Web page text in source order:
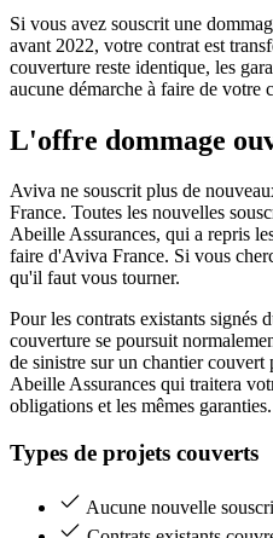
Si vous avez souscrit une
avant 2022, votre contrat est
couverture reste identique, les
aucune démarche à faire de votre
L'offre dommage
Aviva ne souscrit plus de
France. Toutes les nouvelles
Abeille Assurances, qui a repris
faire d'Aviva France. Si vous
qu'il faut vous tourner.
Pour les contrats existants signés
couverture se poursuit
de sinistre sur un chantier
Abeille Assurances qui traitera
obligations et les mêmes garanties.
Types de projets couverts
Aucune nouvelle